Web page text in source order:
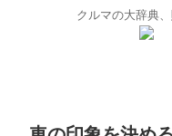
クルマの大辞典